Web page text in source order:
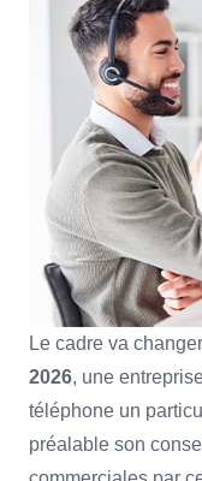
Le cadre va
2026, une
téléphone un
préalable son